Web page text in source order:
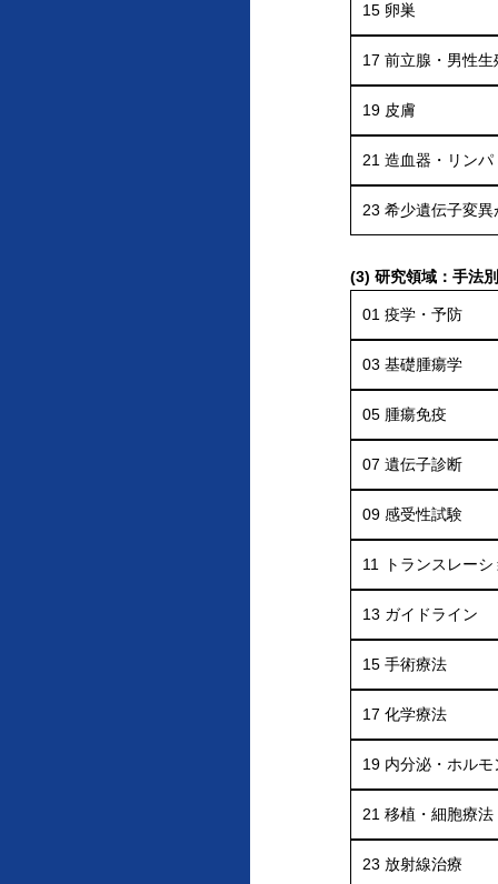
15 卵巣
17 前立腺・男性生
19 皮膚
21 造血器・リンパ
23 希少遺伝子変異
(3) 研究領域：手法別
01 疫学・予防
03 基礎腫瘍学
05 腫瘍免疫
07 遺伝子診断
09 感受性試験
11 トランスレー
13 ガイドライン
15 手術療法
17 化学療法
19 内分泌・ホルモ
21 移植・細胞療法
23 放射線治療